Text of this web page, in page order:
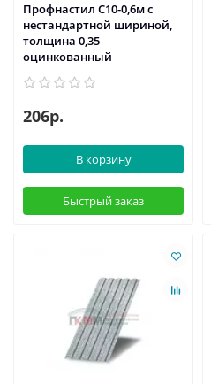
Профнастил С10-0,6м с
нестандартной шириной,
толщина 0,35
оцинкованный
206р.
В корзину
Быстрый заказ